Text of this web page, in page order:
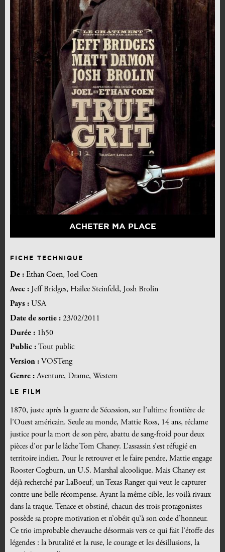
ACHETER MA PLACE
FICHE TECHNIQUE
De : Ethan Coen, Joel Coen
Avec : Jeff Bridges, Hailee Steinfeld, Josh Brolin
Pays : USA
Date de sortie : 23/02/2011
Durée : 1h50
Public : Tout public
Version : VOSTeng
Genre :Aventure, Drame, Western
LE FILM
1870, juste après la guerre de Sécession, sur l’ultime frontière de
l’Ouest américain. Seule au monde, Mattie Ross, 14 ans, réclame
justice pour la mort de son père, abattu de sang-froid pour deux
pièces d’or par le lâche Tom Chaney. L’assassin s’est réfugié en
territoire indien. Pour le retrouver et le faire pendre, Mattie engage
Rooster Cogburn, un U.S. Marshal alcoolique. Mais Chaney est
déjà recherché par LaBoeuf, un Texas Ranger qui veut le capturer
contre une belle récompense. Ayant la même cible, les voilà rivaux
dans la traque. Tenace et obstiné, chacun des trois protagonistes
possède sa propre motivation et n’obéit qu’à son code d’honneur.
Ce trio improbable chevauche désormais vers ce qui fait l’étoffe des
légendes : la brutalité et la ruse, le courage et les désillusions, la